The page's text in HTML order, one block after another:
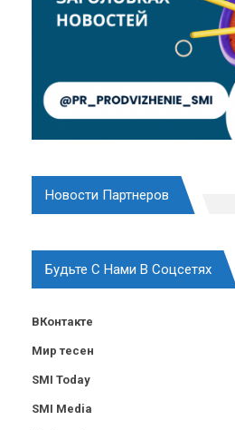
Новости Партнеров
Будьте С Нами В Соцсетях
ВКонтакте
Мир тесен
SMI Today
SMI Media